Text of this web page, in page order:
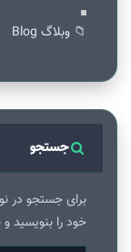
📁 وبلاگ Blog
جستجو
برای جستجو در
خود را بنویسید